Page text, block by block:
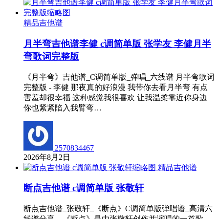
精品吉他谱
月半弯吉他谱李健 c调简单版 张学友 李健月半
弯歌词完整版
《月半弯》吉他谱_C调简单版_弹唱_六线谱 月半弯歌词
完整版 - 李健 那夜真的好浪漫 我带你去看月半弯 有点
害羞却很幸福 这种感觉我很喜欢 让我温柔靠近你身边
你也紧紧陷入我臂弯…
2570834467
2026年8月2日
精品吉他谱
断点吉他谱 c调简单版 张敬轩
断点吉他谱_张敬轩_《断点》C调简单版弹唱谱_高清六